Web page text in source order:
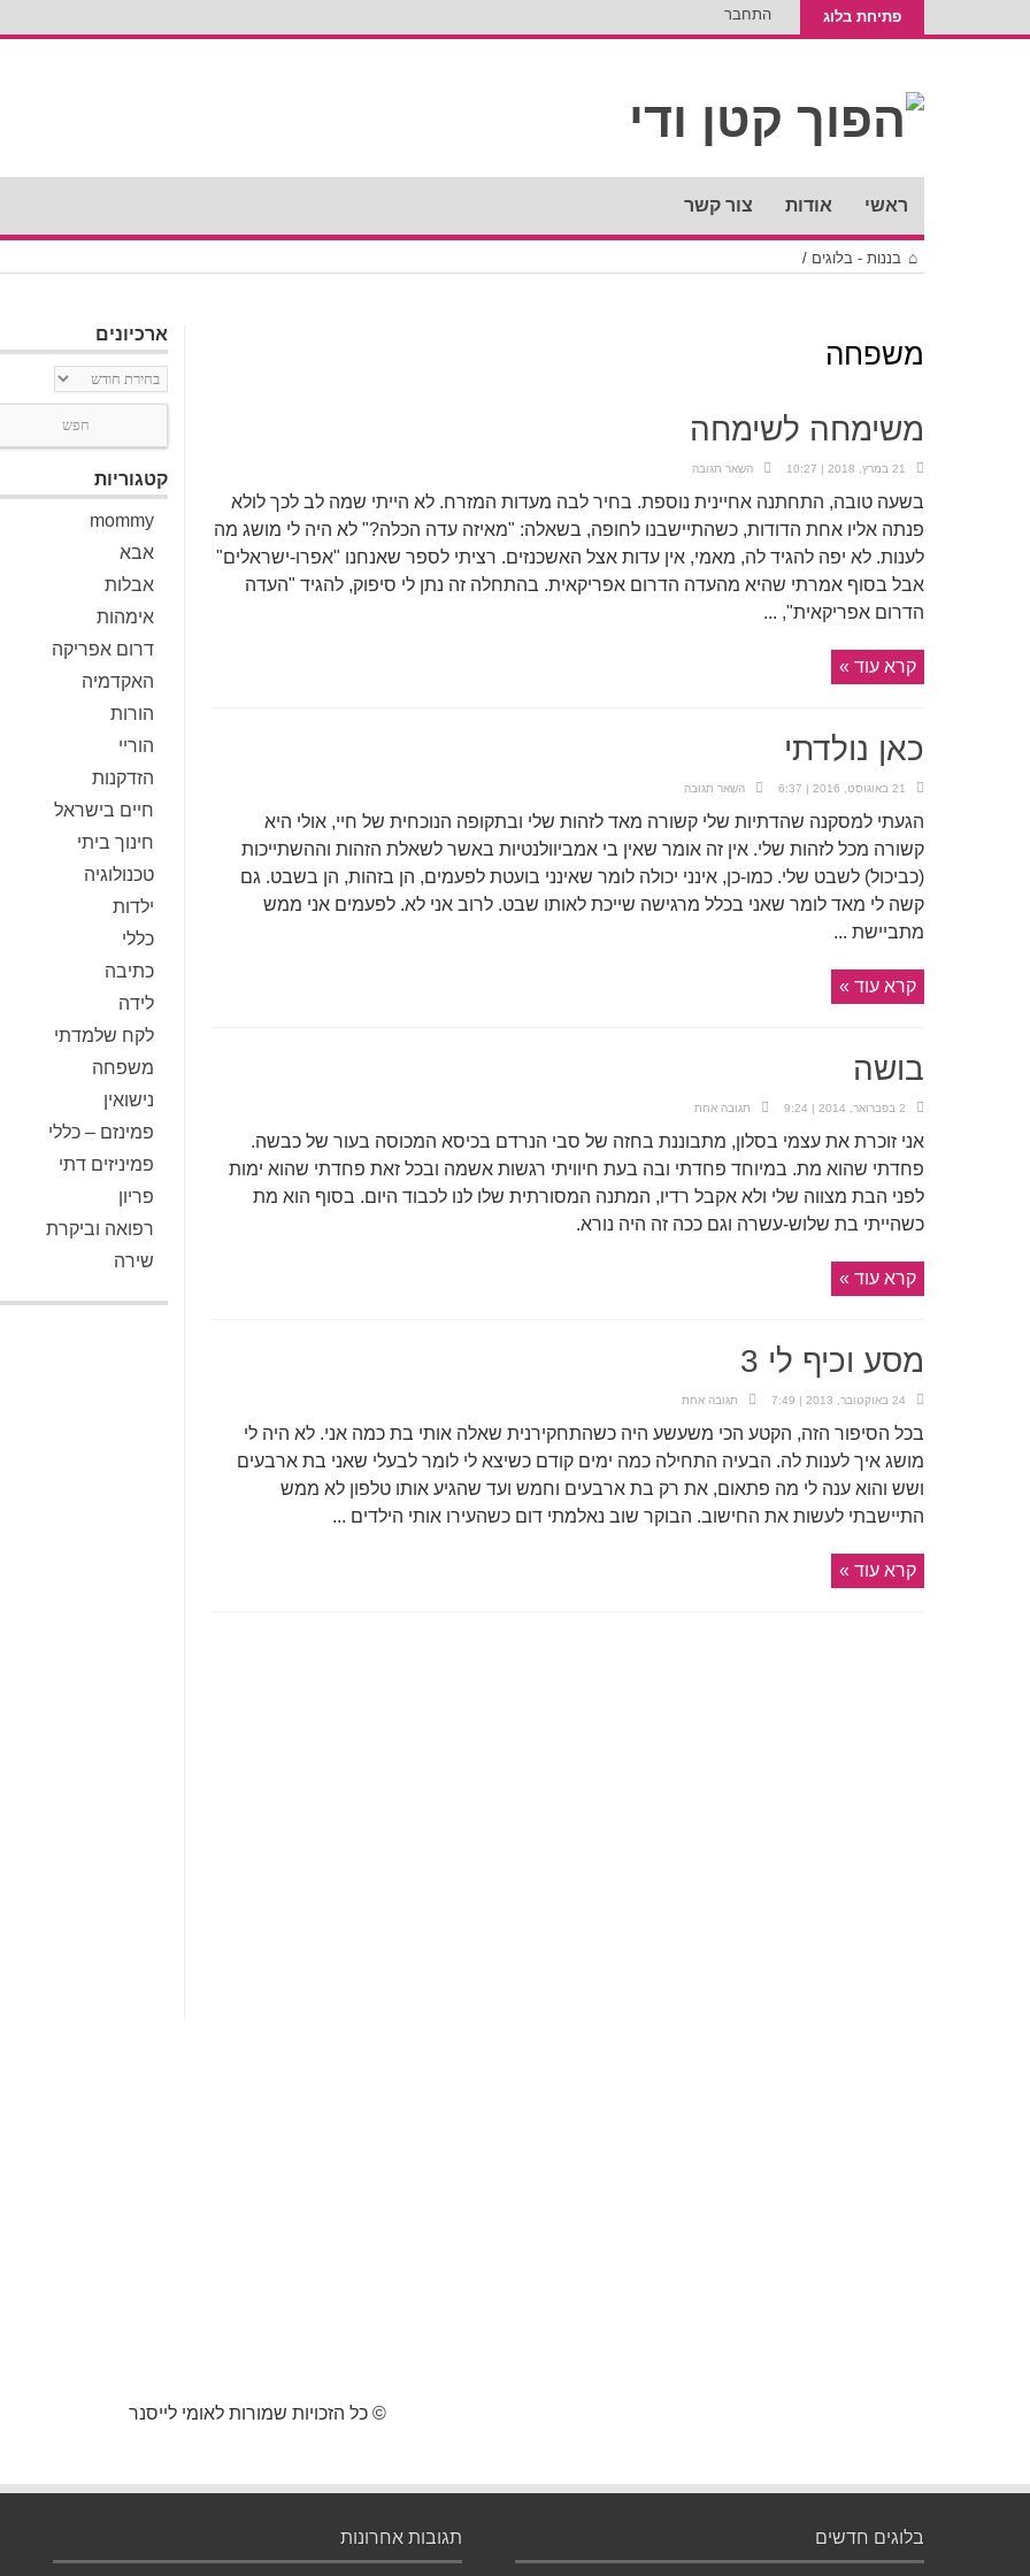
פתיחת בלוג התחבר
ראשי אודות צור קשר
בננות - בלוגים /
משפחה
משימחה לשימחה
21 במרץ, 2018 | 10:27 השאר תגובה
בשעה טובה, התחתנה אחיינית נוספת. בחיר לבה מעדות המזרח. לא הייתי שמה לב לכך לולא
פנתה אליו אחת הדודות, כשהתיישבנו לחופה, בשאלה: "מאיזה עדה הכלה?" לא היה לי מושג מה
לענות. לא יפה להגיד לה, מאמי, אין עדות אצל האשכנזים. רציתי לספר שאנחנו "אפרו-ישראלים"
אבל בסוף אמרתי שהיא מהעדה הדרום אפריקאית. בהתחלה זה נתן לי סיפוק, להגיד "העדה
הדרום אפריקאית", ...
קרא עוד »
כאן נולדתי
21 באוגוסט, 2016 | 6:37 השאר תגובה
הגעתי למסקנה שהדתיות שלי קשורה מאד לזהות שלי ובתקופה הנוכחית של חיי, אולי היא
קשורה מכל לזהות שלי. אין זה אומר שאין בי אמביוולנטיות באשר לשאלת הזהות וההשתייכות
(כביכול) לשבט שלי. כמו-כן, אינני יכולה לומר שאינני בועטת לפעמים, הן בזהות, הן בשבט. גם
קשה לי מאד לומר שאני בכלל מרגישה שייכת לאותו שבט. לרוב אני לא. לפעמים אני ממש
מתביישת ...
קרא עוד »
בושה
2 בפברואר, 2014 | 9:24 תגובה אחת
אני זוכרת את עצמי בסלון, מתבוננת בחזה של סבי הנרדם בכיסא המכוסה בעור של כבשה.
פחדתי שהוא מת. במיוחד פחדתי ובה בעת חיוויתי רגשות אשמה ובכל זאת פחדתי שהוא ימות
לפני הבת מצווה שלי ולא אקבל רדיו, המתנה המסורתית שלו לנו לכבוד היום. בסוף הוא מת
כשהייתי בת שלוש-עשרה וגם ככה זה היה נורא.
קרא עוד »
מסע וכיף לי 3
24 באוקטובר, 2013 | 7:49 תגובה אחת
בכל הסיפור הזה, הקטע הכי משעשע היה כשהתחקירנית שאלה אותי בת כמה אני. לא היה לי
מושג איך לענות לה. הבעיה התחילה כמה ימים קודם כשיצא לי לומר לבעלי שאני בת ארבעים
ושש והוא ענה לי מה פתאום, את רק בת ארבעים וחמש ועד שהגיע אותו טלפון לא ממש
התיישבתי לעשות את החישוב. הבוקר שוב נאלמתי דום כשהעירו אותי הילדים ...
קרא עוד »
ארכיונים
ארכיונים
קטגוריות
mommy
אבא
אבלות
אימהות
דרום אפריקה
האקדמיה
הורות
הוריי
הזדקנות
חיים בישראל
חינוך ביתי
טכנולוגיה
ילדות
כללי
כתיבה
לידה
לקח שלמדתי
משפחה
נישואין
פמינזם – כללי
פמיניזים דתי
פריון
רפואה וביקרת
שירה
© כל הזכויות שמורות לאומי לייסנר
בלוגים חדשים תגובות אחרונות